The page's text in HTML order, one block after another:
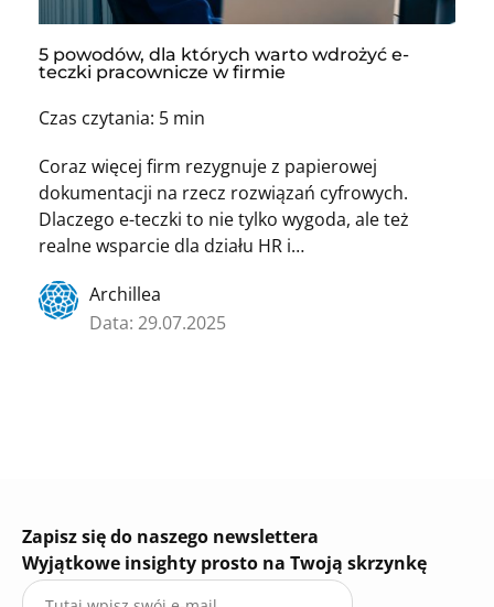
5 powodów, dla których warto wdrożyć e-
teczki pracownicze w firmie
Czas czytania: 5 min
Coraz więcej firm rezygnuje z papierowej
dokumentacji na rzecz rozwiązań cyfrowych.
Dlaczego e-teczki to nie tylko wygoda, ale też
realne wsparcie dla działu HR i…
Archillea
Data: 29.07.2025
Zapisz się do naszego newslettera
Wyjątkowe insighty prosto na Twoją skrzynkę